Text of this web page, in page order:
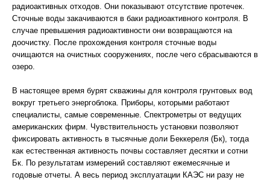
радиоактивных отходов. Они показывают отсутствие протечек.
Сточные воды закачиваются в баки радиоактивного контроля. В
случае превышения радиоактивности они возвращаются на
доочистку. После прохождения контроля сточные воды
очищаются на очистных сооружениях, после чего сбрасываются в
озеро.
В настоящее время бурят скважины для контроля грунтовых вод
вокруг третьего энергоблока. Приборы, которыми работают
специалисты, самые современные. Спектрометры от ведущих
американских фирм. Чувствительность установки позволяют
фиксировать активность в тысячные доли Беккереля (Бк), тогда
как естественная активность почвы составляет десятки и сотни
Бк. По результатам измерений составляют ежемесячные и
годовые отчеты. А весь период эксплуатации КАЭС ни разу не